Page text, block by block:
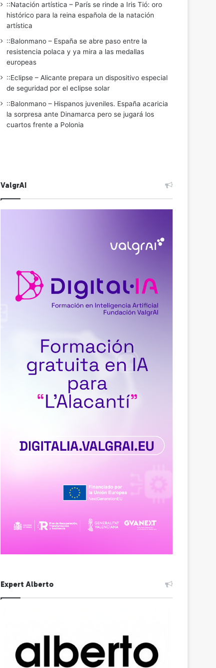
::Natación artística – París se rinde a Iris Tió: oro
histórico para la reina española de la natación
artística
::Balonmano – España se abre paso entre la
resistencia polaca y ya mira a las medallas
europeas
::Eclipse – Alicante prepara un dispositivo especial
de seguridad por el eclipse solar
::Balonmano – Hispanos juveniles. España acaricia
la sorpresa ante Dinamarca pero se jugará los
cuartos frente a Polonia
ValgrAI
Expert Alberto